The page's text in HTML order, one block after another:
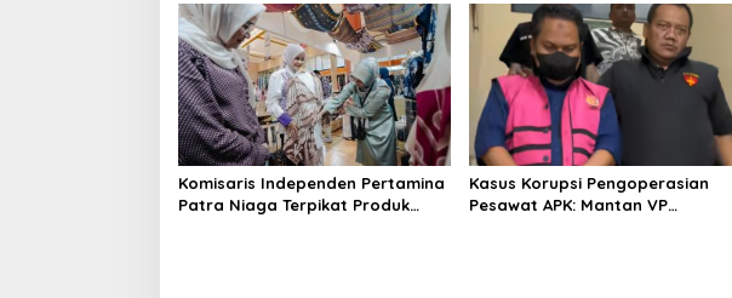
Komisaris Independen Pertamina
Patra Niaga Terpikat Produk
Kasus Korupsi Pengoperasian
Pesawat APK: Mantan VP